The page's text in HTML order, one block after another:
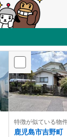
特徴が似ている物
鹿児島市吉野町